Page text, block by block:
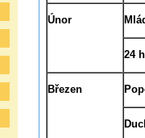
Únor
24
Březen